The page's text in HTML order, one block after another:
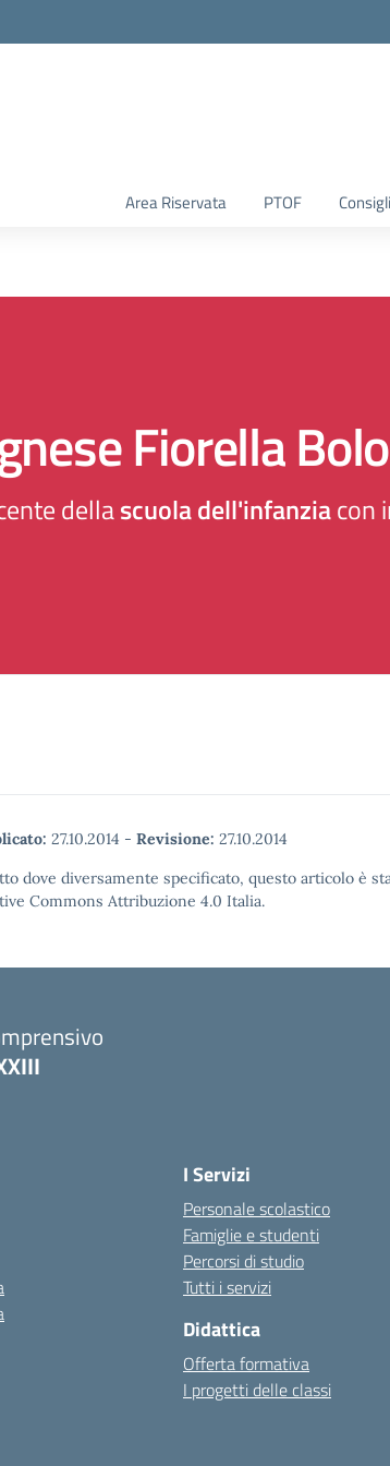
Area Riservata PTOF
Fiorella
dellascuola dell'infanziacon
27.10.2014 - Revisione: 27.10.2014
dove diversamente specificato, questo articolo è
Commons Attribuzione 4.0 Italia.
I Servizi
Personale scolastico
Famiglie e studenti
Percorsi di studio
Tutti i servizi
Didattica
Offerta formativa
I progetti delle classi